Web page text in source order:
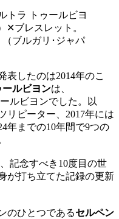
表したのは2014年のこ
ルビヨンは、
ルビヨンでした。以
リピーター、2017年には
年までの10年間で9つの
記念すべき10度目の世
が打ち立てた記録の更新
のひとつであるセルペン